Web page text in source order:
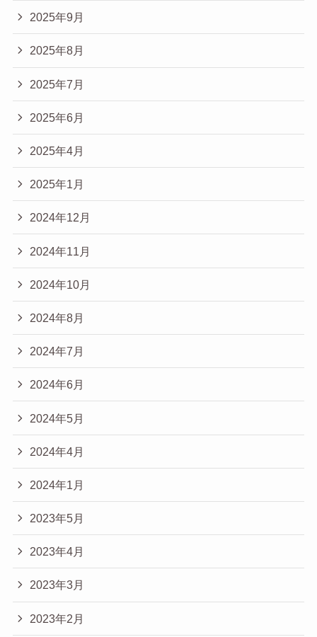
2025年9月
2025年8月
2025年7月
2025年6月
2025年4月
2025年1月
2024年12月
2024年11月
2024年10月
2024年8月
2024年7月
2024年6月
2024年5月
2024年4月
2024年1月
2023年5月
2023年4月
2023年3月
2023年2月